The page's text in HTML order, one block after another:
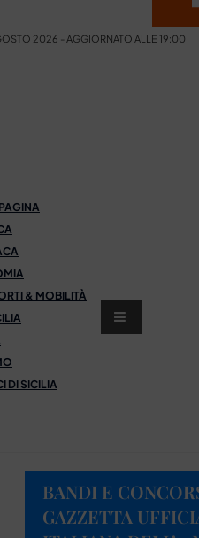
2026 - AGGIORNATO ALLE 19:00
& MOBILITÀ
DI SICILIA
BANDI E
GAZZETTA